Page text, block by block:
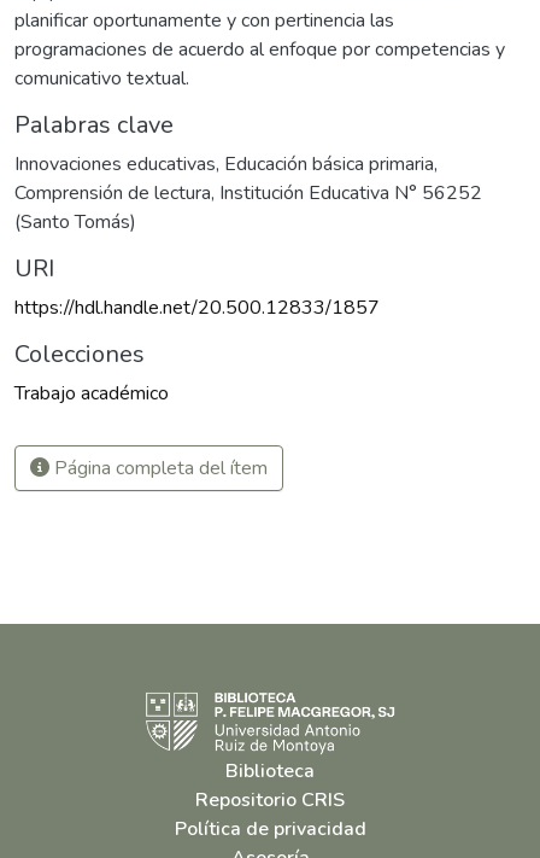
planificar oportunamente y con pertinencia las
programaciones de acuerdo al enfoque por competencias y
comunicativo textual.
Palabras clave
Innovaciones educativas, Educación básica primaria,
Comprensión de lectura, Institución Educativa N° 56252
(Santo Tomás)
URI
https://hdl.handle.net/20.500.12833/1857
Colecciones
Trabajo académico
Página completa del ítem
Biblioteca
Repositorio CRIS
Política de privacidad